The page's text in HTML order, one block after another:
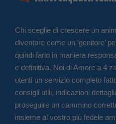
Chi sceglie di crescere un
diventare come un ‘genitore’
quindi farlo in maniera
e definitiva. Noi di Amore a 4
utenti un servizio completo
consigli utili, indicazioni
proseguire un cammino
insieme al vostro più fedele